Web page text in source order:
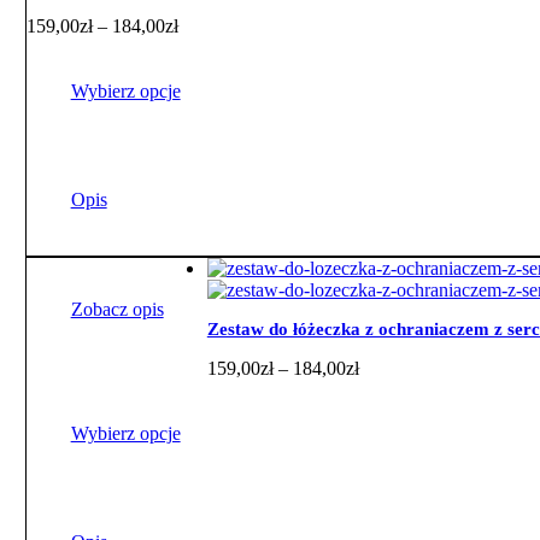
159,00zł – 184,00złZakres
159,00zł
Wybierz opcje
Opcje
wybrać
Opis
Zobacz opis
Zestaw do łóżeczka z ochraniaczem z
159,00zł – 184,00złZakres
Wybierz opcje